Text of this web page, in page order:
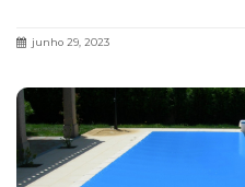
junho 29, 2023